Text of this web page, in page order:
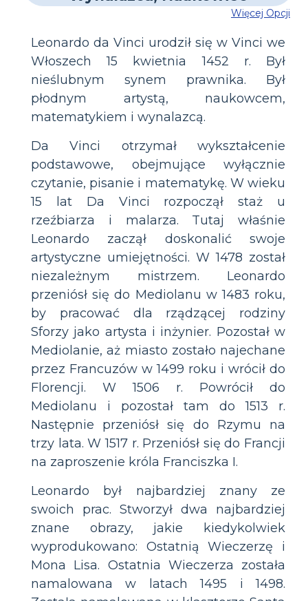
Więcej Opcji
Leonardo da Vinci urodził się w Vinci we
Włoszech 15 kwietnia 1452 r. Był
nieślubnym synem prawnika. Był
płodnym artystą, naukowcem,
matematykiem i wynalazcą.
Da Vinci otrzymał wykształcenie
podstawowe, obejmujące wyłącznie
czytanie, pisanie i matematykę. W wieku
15 lat Da Vinci rozpoczął staż u
rzeźbiarza i malarza. Tutaj właśnie
Leonardo zaczął doskonalić swoje
artystyczne umiejętności. W 1478 został
niezależnym mistrzem. Leonardo
przeniósł się do Mediolanu w 1483 roku,
by pracować dla rządzącej rodziny
Sforzy jako artysta i inżynier. Pozostał w
Mediolanie, aż miasto zostało najechane
przez Francuzów w 1499 roku i wrócił do
Florencji. W 1506 r. Powrócił do
Mediolanu i pozostał tam do 1513 r.
Następnie przeniósł się do Rzymu na
trzy lata. W 1517 r. Przeniósł się do Francji
na zaproszenie króla Franciszka I.
Leonardo był najbardziej znany ze
swoich prac. Stworzył dwa najbardziej
znane obrazy, jakie kiedykolwiek
wyprodukowano: Ostatnią Wieczerzę i
Mona Lisa. Ostatnia Wieczerza została
namalowana w latach 1495 i 1498.